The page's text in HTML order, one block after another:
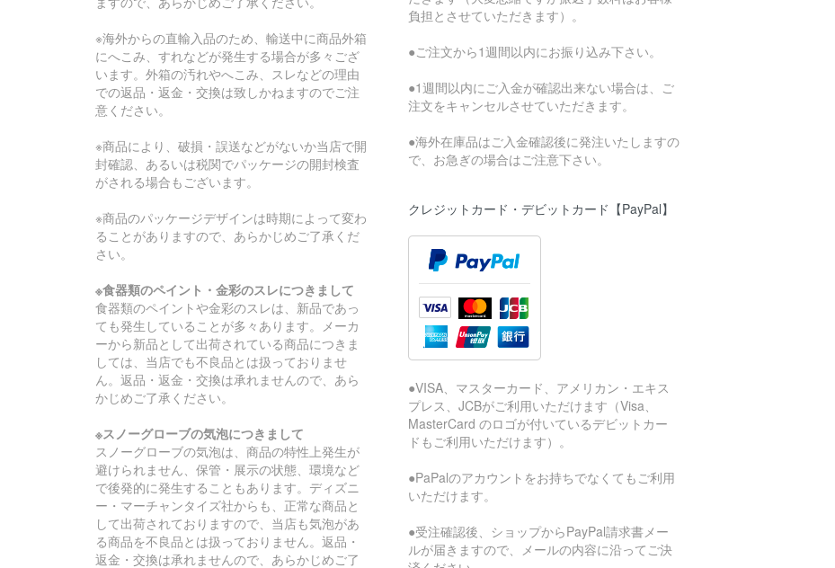
※海外からの直輸入品のため、輸送中に商品外箱
にへこみ、すれなどが発生する場合が多々ござ
います。外箱の汚れやへこみ、スレなどの理由
での返品・返金・交換は致しかねますのでご注
意ください。
※商品により、破損・誤送などがないか当店で開
封確認、あるいは税関でパッケージの開封検査
がされる場合もございます。
※商品のパッケージデザインは時期によって変わ
ることがありますので、あらかじめご了承くだ
さい。
※食器類のペイント・金彩のスレにつきまして
食器類のペイントや金彩のスレは、新品であっ
ても発生していることが多々あります。メーカ
ーから新品として出荷されている商品につきま
しては、当店でも不良品とは扱っておりませ
ん。返品・返金・交換は承れませんので、あら
かじめご了承ください。
※スノーグローブの気泡につきまして
スノーグローブの気泡は、商品の特性上発生が
避けられません、保管・展示の状態、環境など
で後発的に発生することもあります。ディズニ
ー・マーチャンタイズ社からも、正常な商品と
して出荷されておりますので、当店も気泡があ
る商品を不良品とは扱っておりません。返品・
返金・交換は承れませんので、あらかじめご了
負担とさせていただきます）。
●ご注文から1週間以内にお振り込み下さい。
●1週間以内にご入金が確認出来ない場合は、ご
注文をキャンセルさせていただきます。
●海外在庫品はご入金確認後に発注いたしますの
で、お急ぎの場合はご注意下さい。
クレジットカード・デビットカード【PayPal】
●VISA、マスターカード、アメリカン・エキス
プレス、JCBがご利用いただけます（Visa、
MasterCard のロゴが付いているデビットカー
ドもご利用いただけます）。
●PaPalのアカウントをお持ちでなくてもご利用
いただけます。
●受注確認後、ショップからPayPal請求書メー
ルが届きますので、メールの内容に沿ってご決